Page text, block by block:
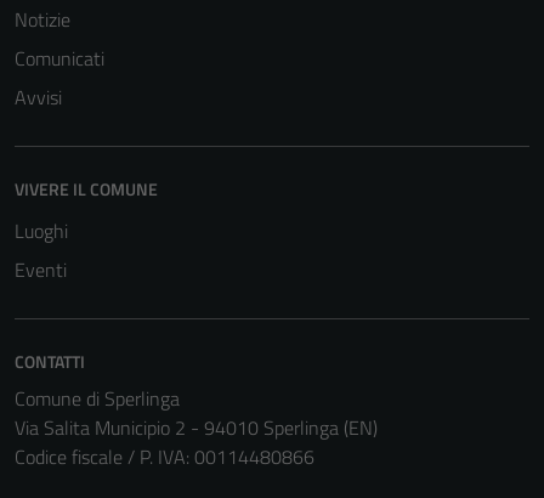
Notizie
Comunicati
Avvisi
VIVERE IL COMUNE
Luoghi
Eventi
CONTATTI
Comune di Sperlinga
Via Salita Municipio 2 - 94010 Sperlinga (EN)
Codice fiscale / P. IVA: 00114480866
disabilitati.